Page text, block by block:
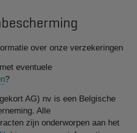
over onze verzekeringen
eventuele
?
AG) nv is een Belgische
Alle
zijn onderworpen aan het